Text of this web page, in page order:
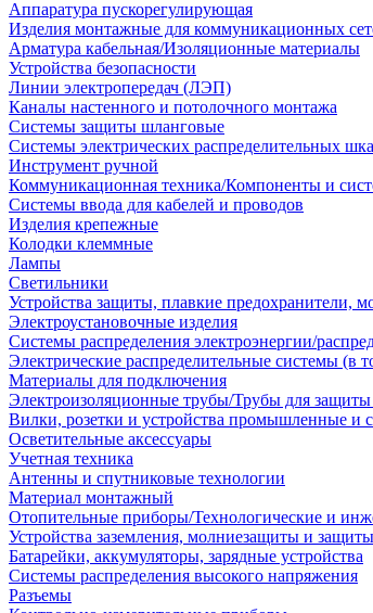
Аппаратура пускорегулирующая
Изделия монтажные для коммуникационных
Арматура кабельная/Изоляционные материалы
Устройства безопасности
Линии электропередач (ЛЭП)
Каналы настенного и потолочного монтажа
Системы защиты шланговые
Системы электрических распределительных
Инструмент ручной
Коммуникационная техника/Компоненты и
Системы ввода для кабелей и проводов
Изделия крепежные
Колодки клеммные
Лампы
Светильники
Устройства защиты, плавкие предохранители,
Электроустановочные изделия
Системы распределения электроэнергии/
Электрические распределительные системы (в
Материалы для подключения
Электроизоляционные трубы/Трубы для защиты
Вилки, розетки и устройства промышленные и
Осветительные аксессуары
Учетная техника
Антенны и спутниковые технологии
Материал монтажный
Отопительные приборы/Технологические и
Устройства заземления, молниезащиты и
Батарейки, аккумуляторы, зарядные устройства
Системы распределения высокого напряжения
Разъемы